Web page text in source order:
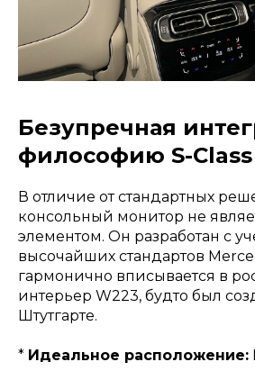
Безупречная
философию S-Class
В отличие от стандартных
консольный монитор не
элементом. Он разработан с
высочайших стандартов
гармонично вписывается в
интерьер W223, будто был
Штутгарте.
* Идеальное расположение: